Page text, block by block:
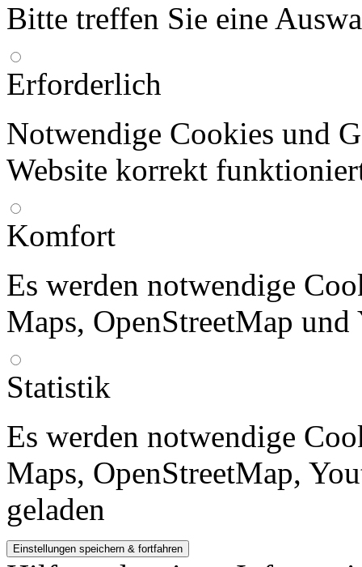
Bitte treffen Sie eine
Erforderlich
Notwendige Cookies und
Website korrekt
Komfort
Es werden notwendige
Maps, OpenStreetMap und
Statistik
Es werden notwendige
Maps, OpenStreetMap,
geladen